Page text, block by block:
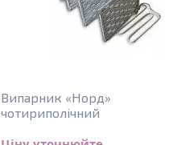
Випарник «Норд»
чотириполічний